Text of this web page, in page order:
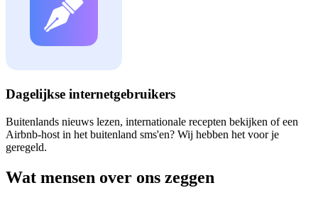
Dagelijkse internetgebruikers
Buitenlands nieuws lezen, internationale recepten bekijken of een
Airbnb-host in het buitenland sms'en? Wij hebben het voor je
geregeld.
Wat mensen over ons zeggen